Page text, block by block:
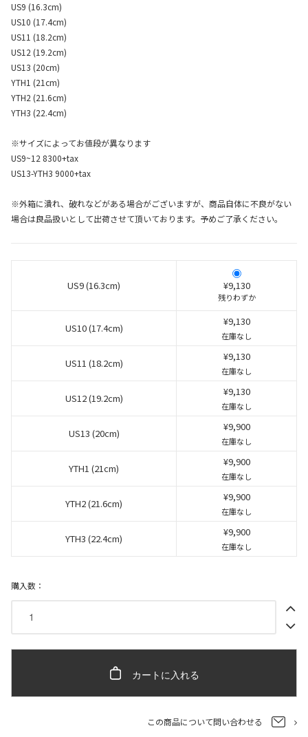
US9 (16.3cm)
US10 (17.4cm)
US11 (18.2cm)
US12 (19.2cm)
US13 (20cm)
YTH1 (21cm)
YTH2 (21.6cm)
YTH3 (22.4cm)
※サイズによってお値段が異なります
US9~12 8300+tax
US13-YTH3 9000+tax
※外箱に潰れ、破れなどがある場合がございますが、商品自体に不良がない
場合は良品扱いとして出荷させて頂いております。予めご了承ください。
US9 (16.3cm) ¥9,130
残りわずか
US10 (17.4cm)
¥9,130
在庫なし
US11 (18.2cm)
¥9,130
在庫なし
US12 (19.2cm)
¥9,130
在庫なし
US13 (20cm)
¥9,900
在庫なし
YTH1 (21cm)
¥9,900
在庫なし
YTH2 (21.6cm)
¥9,900
在庫なし
YTH3 (22.4cm)
¥9,900
在庫なし
購入数：
カートに入れる
この商品について問い合わせる